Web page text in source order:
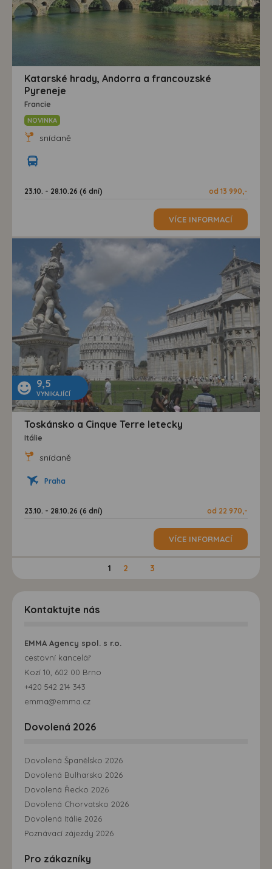
Katarské hrady, Andorra a francouzské
Pyreneje
Francie
NOVINKA
snídaně
23.10. - 28.10.26 (6 dní) od 13 990,-
VÍCE INFORMACÍ
9,5
VYNIKAJÍCÍ
Toskánsko a Cinque Terre letecky
Itálie
snídaně
Praha
23.10. - 28.10.26 (6 dní) od 22 970,-
VÍCE INFORMACÍ
1 2 3
Kontaktujte nás
EMMA Agency spol. s r.o.
cestovní kancelář
Kozí 10, 602 00 Brno
+420 542 214 343
emma@emma.cz
Dovolená 2026
Dovolená Španělsko 2026
Dovolená Bulharsko 2026
Dovolená Řecko 2026
Dovolená Chorvatsko 2026
Dovolená Itálie 2026
Poznávací zájezdy 2026
Pro zákazníky